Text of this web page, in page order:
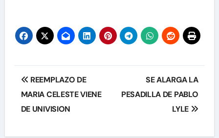
Navegación
de
entradas
REEMPLAZO DE
MARIA CELESTE VIENE
DE UNIVISION
SE ALARGA LA
PESADILLA DE PABLO
LYLE